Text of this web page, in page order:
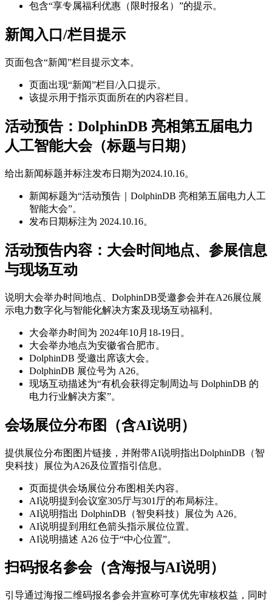
包含“享专属福利优惠（限时报名）”的提示。
新闻入口/栏目提示
页面包含“新闻”栏目提示文本。
页面出现“新闻”栏目/入口提示。
该提示用于指示页面所在的内容栏目。
活动预告：DolphinDB 亮相第五届电力
人工智能大会（标题与日期）
给出新闻标题并标注发布日期为2024.10.16。
新闻标题为“活动预告｜DolphinDB 亮相第五届电力人工
智能大会”。
发布日期标注为 2024.10.16。
活动预告内容：大会时间地点、参展信息
与现场互动
说明大会举办时间地点、DolphinDB受邀参会并在A26展位展
示电力数字化与智能化解决方案及现场互动福利。
大会举办时间为 2024年10月18-19日。
大会举办地点为安徽省合肥市。
DolphinDB 受邀出席该大会。
DolphinDB 展位号为 A26。
现场互动描述为“有机会获得定制周边与 DolphinDB 的
电力行业解决方案”。
会场展位分布图（含AI说明）
提供展位分布图图片链接，并附带AI说明指出DolphinDB（智
臾科技）展位为A26及位置指引信息。
页面提供会场展位分布图相关内容。
AI说明提到会议室305厅与301厅的布局标注。
AI说明指出 DolphinDB（智臾科技）展位为 A26。
AI说明提到用红色箭头指示展位位置。
AI说明描述 A26 位于“中心位置”。
扫码报名参会（含海报与AI说明）
引导通过海报二维码报名参会并宣称可享优先审核权益，同时